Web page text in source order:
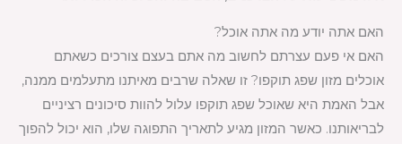
האם אתה יודע מה אתה אוכל?
האם אי פעם עצרתם לחשוב מה אתם בעצם צורכים כשאתם
אוכלים מזון שפג תוקפו? זו שאלה שרבים מאיתנו מתעלמים ממנה,
אבל האמת היא שאוכל שפג תוקפו עלול להוות סיכונים רציניים
לבריאותנו. כאשר המזון מגיע לתאריך התפוגה שלו, הוא יכול להפוך